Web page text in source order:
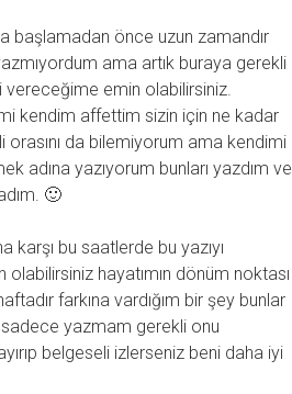
başlamadan önce uzun zamandır
ama artık buraya gerekli
vereceğime emin olabilirsiniz.
kendim affettim sizin için ne kadar
orasını da bilemiyorum ama kendimi
adına yazıyorum bunları yazdım ve
🙂
karşı bu saatlerde bu yazıyı
hayatımın dönüm noktası
farkına vardığım bir şey bunlar
yazmam gerekli onu
belgeseli izlerseniz beni daha iyi